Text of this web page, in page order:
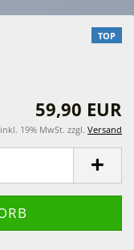
TOP
59,90 EUR
inkl. 19% MwSt. zzgl. Versand